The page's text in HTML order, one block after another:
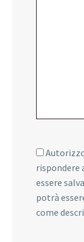
rispondere
essere
potrà
come